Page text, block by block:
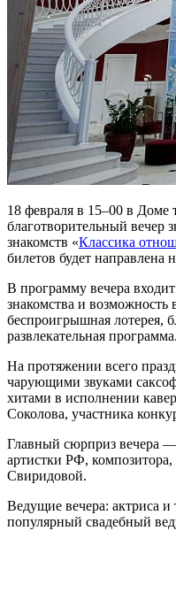
18 февраля в 15–00 в Доме
благотворительный вечер
знакомств «Классика
билетов будет направлена
В программу вечера
знакомства и возможность
беспроигрышная лотерея,
развлекательная программа.
На протяжении всего
чарующими звуками
хитами в исполнении
Соколова, участника
Главный сюрприз вечера
артистки РФ,
Свиридовой.
Ведущие вечера: актриса
популярный свадебный